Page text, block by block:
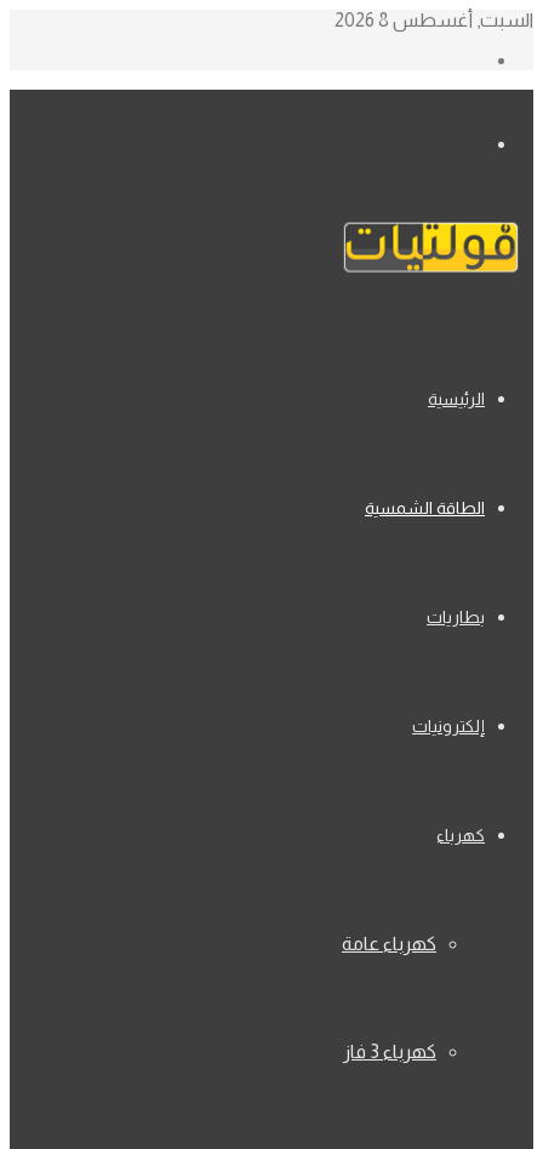
السبت, أغسطس 8 2026
الرئيسية
الطاقة الشمسية
بطاريات
إلكترونيات
كهرباء
كهرباء عامة
كهرباء 3 فاز